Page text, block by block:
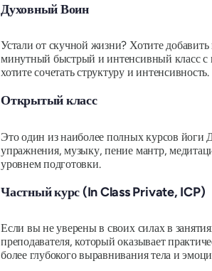
Духовный Воин
Устали от скучной жизни? Хотите
минутный быстрый и интенсивный класс с
хотите сочетать структуру и интенсивность.
Открытый класс
Это один из наиболее полных курсов йоги
упражнения, музыку, пение мантр,
уровнем подготовки.
Частный курс (In Class Private, ICP)
Если вы не уверены в своих силах в
преподавателя, который оказывает
более глубокого выравнивания тела и